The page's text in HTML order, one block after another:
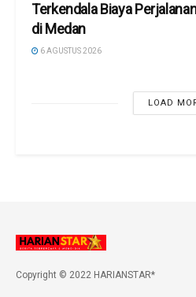
Terkendala Biaya
di Medan
6 AGUSTUS 2026
LOAD
Copyright © 2022 HARIANSTAR*